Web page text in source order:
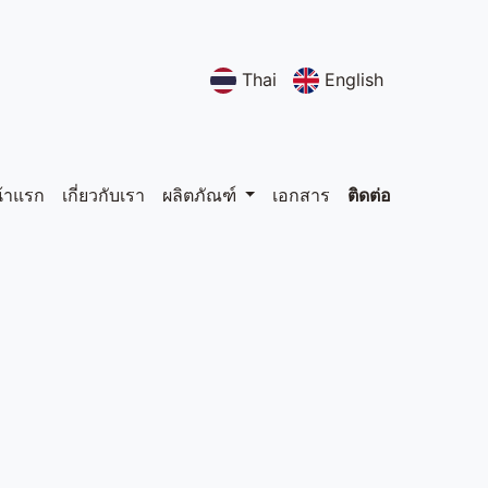
Thai English
แรก เกี่ยวกับเรา ผลิตภัณฑ์ เอกสาร ติดต่อ